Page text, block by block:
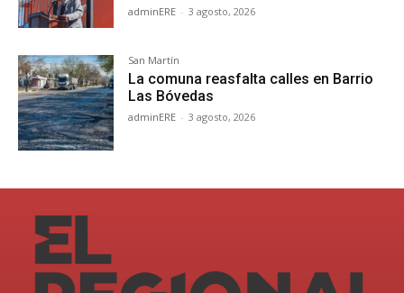
adminERE - 3 agosto, 2026
San Martín
La comuna reasfalta calles en Barrio
Las Bóvedas
adminERE - 3 agosto, 2026